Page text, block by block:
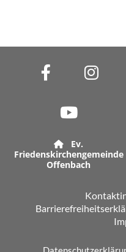

Ev.
Friedenskirchengemeinde
Offenbach